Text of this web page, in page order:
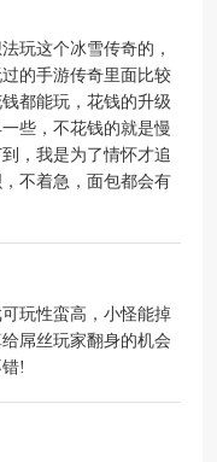
玩这个冰雪传奇的，
的手游传奇里面比较
都能玩，花钱的升级
些，不花钱的就是慢
，我是为了情怀才追
不着急，面包都会有
玩性蛮高，小怪能掉
屌丝玩家翻身的机会
!